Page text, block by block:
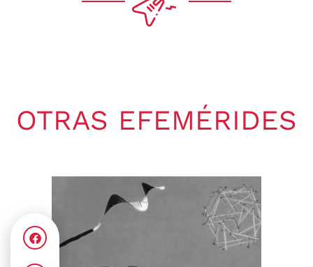
OTRAS EFEMÉRIDES